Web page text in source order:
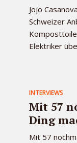
Jojo
Schweizer
Elektriker
INTERVIEWS
Mit 57
Ding
Mit 57